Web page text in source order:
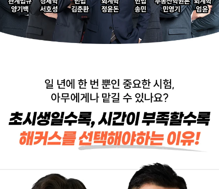
해커스에서 하라고
추천합니다.
해커스에서 시작했으면
더 빨리 합격하지
않았을까 생각하고,
주변 분들에게도
감정평가사 시작은
해커스에서 하라고
합격생 김*훈님
해커스 여지훈
평가사님의 기출강의와
GS를 통해 넉넉한 실무
점수를 받으며 합격할 수
있었습니다.
합격생 김*인님